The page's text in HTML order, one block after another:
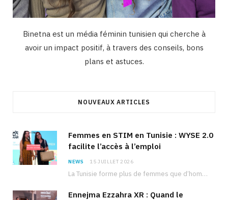
Binetna est un média féminin tunisien qui cherche à
avoir un impact positif, à travers des conseils, bons
plans et astuces.
NOUVEAUX ARTICLES
Femmes en STIM en Tunisie : WYSE 2.0
facilite l’accès à l’emploi
NEWS 15 JUILLET 2026
La Tunisie forme plus de femmes que d’hommes dans les filières scientifiques. Pourtant, pour beaucoup…
Ennejma Ezzahra XR : Quand le